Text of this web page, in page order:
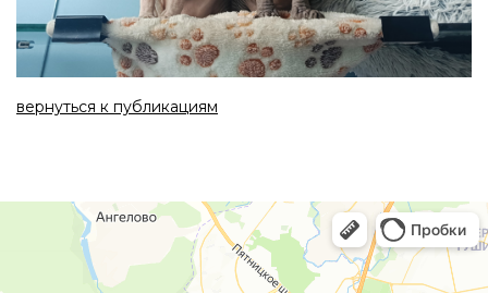
вернуться к публикациям